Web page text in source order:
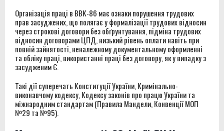
Організація праці в ВВК-86 має ознаки порушення трудових
прав засуджених, що полягає у формалізації трудових відносин
через строкові договори без обґрунтування, підміна трудових
відносин договорами ЦПД, низький рівень оплати навіть при
повній зайнятості, неналежному документальному оформленні
та обліку праці, використанні праці без договору, як у випадку з
засудженим Є.
Такі дії суперечать Конституції України, Кримінально-
виконавчому кодексу, Кодексу законів про працю України та
міжнародним стандартам (Правила Мандели, Конвенції МОП
№29 та №95).